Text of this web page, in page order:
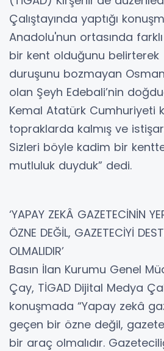
Çalıştayında yaptığı
Anadolu'nun ortasında
bir kent olduğunu belirterek
duruşunu bozmayan
olan Şeyh Edebali’nin
Kemal Atatürk Cumhuriyeti
topraklarda kalmış ve
Sizleri böyle kadim bir
mutluluk duyduk” dedi.
‘YAPAY ZEKÂ GAZETECİNİN
ÖZNE DEĞİL, GAZETECİYİ
OLMALIDIR’
Basın İlan Kurumu Genel
Çay, TİGAD Dijital Medya
konuşmada “Yapay zekâ
geçen bir özne değil,
bir araç olmalıdır.